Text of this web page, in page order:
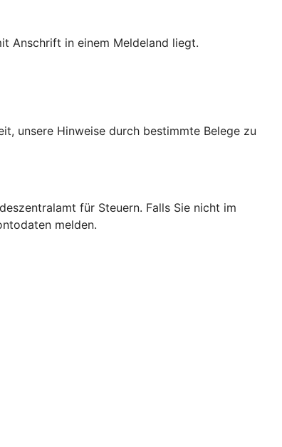
Anschrift in einem Meldeland liegt.
unsere Hinweise durch bestimmte Belege zu
für Steuern. Falls Sie nicht im
melden.